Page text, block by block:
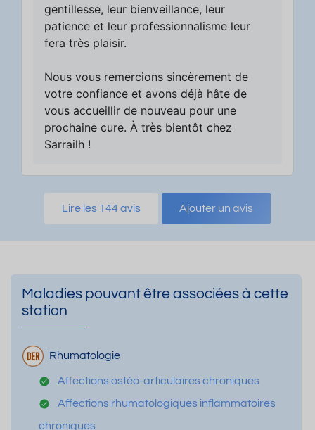
gentillesse, leur bienveillance, leur
patience et leur professionnalisme leur
fera très plaisir.
Nous vous remercions sincèrement de
votre confiance et avons déjà hâte de
vous accueillir de nouveau pour une
prochaine cure. À très bientôt chez
Sarrailh !
Lire les 144 avis Ajouter un avis
Maladies pouvant être associées à cette
station
Rhumatologie
Affections ostéo-articulaires chroniques
Affections rhumatologiques inflammatoires
chroniques